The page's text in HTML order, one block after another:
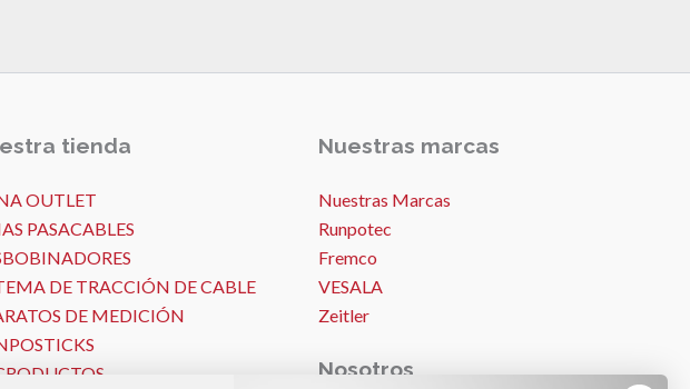
tienda
OUTLET
PASACABLES
DE TRACCIÓN DE CABLE
DE MEDICIÓN
Nuestras marcas
Nuestras Marcas
Runpotec
Fremco
VESALA
Zeitler
Nosotros